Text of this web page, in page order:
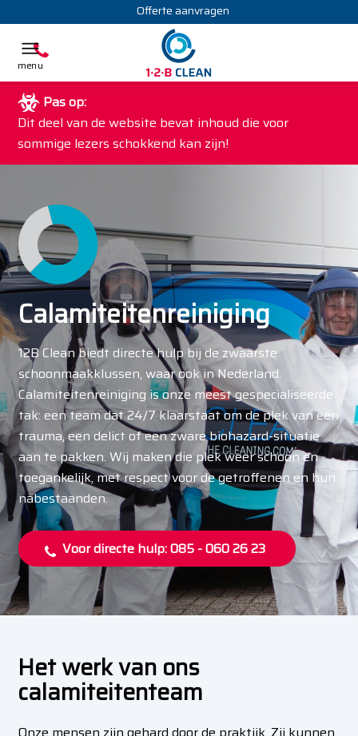
Offerte aanvragen
Pas op:
Dit deel van de website bevat inhoud die voor
sommige lezers schokkend kan zijn!
Calamiteitenreiniging
12B Clean biedt directe hulp bij de zwaarste
schoonmaakklussen, waar ook in Nederland.
Calamiteitenreiniging is onze meest gespecialiseerde
tak: een team dat 24/7 klaarstaat om de plek van een
trauma, een delict of een zware biohazard-situatie
aan te pakken. Wij maken die plek weer schoon en
toegankelijk, met respect voor de getroffenen en hun
nabestaanden.
Voor directe hulp: 085 - 060 26 23
Het werk van ons
calamiteitenteam